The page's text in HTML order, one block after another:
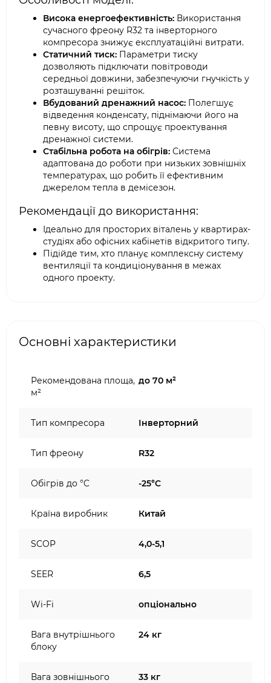
Висока енергоефективність: Використання
сучасного фреону R32 та інверторного
компресора знижує експлуатаційні витрати.
Статичний тиск: Параметри тиску
дозволяють підключати повітроводи
середньої довжини, забезпечуючи гнучкість у
розташуванні решіток.
Вбудований дренажний насос: Полегшує
відведення конденсату, піднімаючи його на
певну висоту, що спрощує проектування
дренажної системи.
Стабільна робота на обігрів: Система
адаптована до роботи при низьких зовнішніх
температурах, що робить її ефективним
джерелом тепла в демісезон.
Рекомендації до використання:
Ідеально для просторих віталень у квартирах-
студіях або офісних кабінетів відкритого типу.
Підійде тим, хто планує комплексну систему
вентиляції та кондиціонування в межах
одного проекту.
Основні характеристики
Рекомендована площа,
м²
до 70 м²
Тип компресора Інверторний
Тип фреону R32
Обігрів до °C -25°C
Країна виробник Китай
SCOP 4,0-5,1
SEER 6,5
Wi-Fi опціонально
Вага внутрішнього
блоку
24 кг
Вага зовнішнього
33 кг